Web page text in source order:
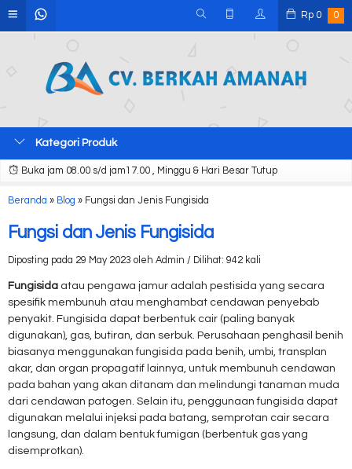
Rp 0 0
Kategori Produk
Buka jam 08.00 s/d jam17.00 , Minggu & Hari Besar Tutup
Beranda » Blog » Fungsi dan Jenis Fungisida
Fungsi dan Jenis Fungisida
Diposting pada 29 May 2023 oleh Admin / Dilihat: 942 kali
Fungisida atau pengawa jamur adalah pestisida yang secara
spesifik membunuh atau menghambat cendawan penyebab
penyakit. Fungisida dapat berbentuk cair (paling banyak
digunakan), gas, butiran, dan serbuk. Perusahaan penghasil benih
biasanya menggunakan fungisida pada benih, umbi, transplan
akar, dan organ propagatif lainnya, untuk membunuh cendawan
pada bahan yang akan ditanam dan melindungi tanaman muda
dari cendawan patogen. Selain itu, penggunaan fungisida dapat
digunakan melalui injeksi pada batang, semprotan cair secara
langsung, dan dalam bentuk fumigan (berbentuk gas yang
disemprotkan).